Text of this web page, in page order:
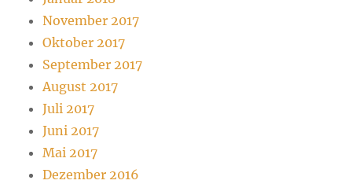
November 2017
Oktober 2017
September 2017
August 2017
Juli 2017
Juni 2017
Mai 2017
Dezember 2016